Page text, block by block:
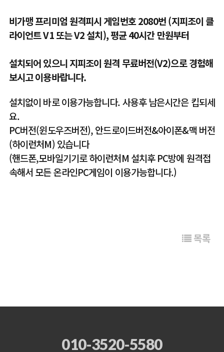
비가맹 프리미엄 원격피시 게임번호 2080번(지피조이 클
라이언트 V1 또는 V2 설치), 평균 40시간 만원부터
설치되어 있으니 지피조이 원격 무료버전(V2)으로 경험해
보시고 이용바랍니다.
설치없이 바로 이용가능합니다. 사용후 남은시간은 킵되세
요.
PC버전(윈도우즈버전), 안드로이드버전&아이폰&맥 버전
(하이런처M) 있습니다
(핸드폰,모바일기기로 하이런처M 설치후 PC방에 원격접
속해서 모든 온라인PC게임이 이용가능합니다.)
목록
010-3520-5580